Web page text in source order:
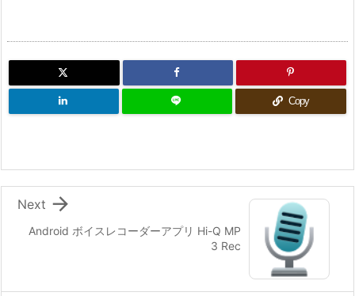
Copy
Android ボイスレコーダーアプリ Hi-Q MP
3 Rec

Next